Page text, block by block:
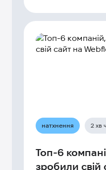
натхнення 2 хв
Топ-6
зробили свій